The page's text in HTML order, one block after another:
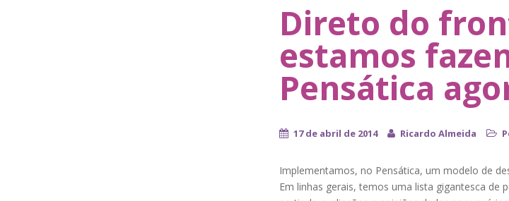
Direto do
estamos
Pensática
17 de abril de 2014 Ricardo Almeida
Implementamos, no Pensática, um modelo de
Em linhas gerais, temos uma lista gigantesca de